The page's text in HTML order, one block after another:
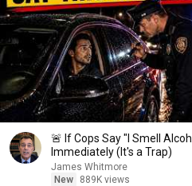
🚨 If Cops Say "I Smell
Immediately (It's a Trap)
James Whitmore
New
889K views